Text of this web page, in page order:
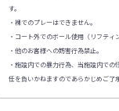
す。
・裸でのプレーはできません。
・コート外でのボール使用（リフティ
・他のお客様への妨害行為禁止。
・施設内での暴力行為、当施設内で
任を負いかねますのであらかじめご了